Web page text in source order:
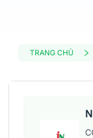
TRANG CHỦ